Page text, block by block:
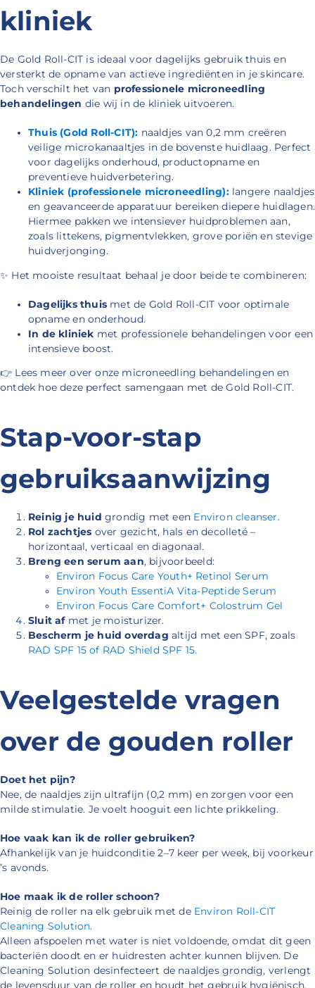
kliniek
De Gold Roll-CIT is ideaal voor dagelijks gebruik thuis en
versterkt de opname van actieve ingrediënten in je skincare.
Toch verschilt het van professionele microneedling
behandelingen die wij in de kliniek uitvoeren.
Thuis (Gold Roll-CIT): naaldjes van 0,2 mm creëren
veilige microkanaaltjes in de bovenste huidlaag. Perfect
voor dagelijks onderhoud, productopname en
preventieve huidverbetering.
Kliniek (professionele microneedling):langere naaldjes
en geavanceerde apparatuur bereiken diepere huidlagen.
Hiermee pakken we intensiever huidproblemen aan,
zoals littekens, pigmentvlekken, grove poriën en stevige
huidverjonging.
✨ Het mooiste resultaat behaal je door beide te combineren:
Dagelijks thuis met de Gold Roll-CIT voor optimale
opname en onderhoud.
In de kliniek met professionele behandelingen voor een
intensieve boost.
👉 Lees meer over onze microneedling behandelingen en
ontdek hoe deze perfect samengaan met de Gold Roll-CIT.
Stap-voor-stap
gebruiksaanwijzing
Reinig je huid grondig met een Environ cleanser.
Rol zachtjes over gezicht, hals en decolleté –
horizontaal, verticaal en diagonaal.
Breng een serum aan, bijvoorbeeld:
Environ Focus Care Youth+ Retinol Serum
Environ Youth EssentiA Vita-Peptide Serum
Environ Focus Care Comfort+ Colostrum Gel
Sluit afmet je moisturizer.
Bescherm je huid overdag altijd met een SPF, zoals
RAD SPF 15 of RAD Shield SPF 15.
Veelgestelde vragen
over de gouden roller
Doet het pijn?
Nee, de naaldjes zijn ultrafijn (0,2 mm) en zorgen voor een
milde stimulatie. Je voelt hooguit een lichte prikkeling.
Hoe vaak kan ik de roller gebruiken?
Afhankelijk van je huidconditie 2–7 keer per week, bij voorkeur
’s avonds.
Hoe maak ik de roller schoon?
Reinig de roller na elk gebruik met de Environ Roll-CIT
Cleaning Solution.
Alleen afspoelen met water is niet voldoende, omdat dit geen
bacteriën doodt en er huidresten achter kunnen blijven. De
Cleaning Solution desinfecteert de naaldjes grondig, verlengt
de levensduur van de roller en houdt het gebruik hygiënisch.